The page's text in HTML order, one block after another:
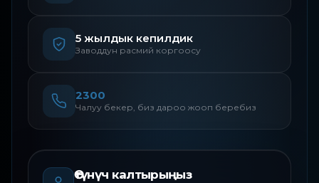
5 жылдык кепилдик
Заводдун расмий коргоосу
2300
Чалуу бекер, биз дароо жооп беребиз
Өтүнүч калтырыңыз